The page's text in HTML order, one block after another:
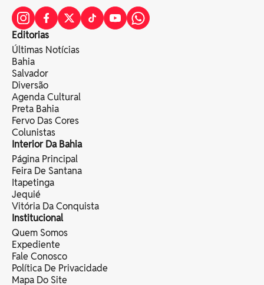
Editorias
Últimas Notícias
Bahia
Salvador
Diversão
Agenda Cultural
Preta Bahia
Fervo Das Cores
Colunistas
Interior Da Bahia
Página Principal
Feira De Santana
Itapetinga
Jequié
Vitória Da Conquista
Institucional
Quem Somos
Expediente
Fale Conosco
Política De Privacidade
Mapa Do Site